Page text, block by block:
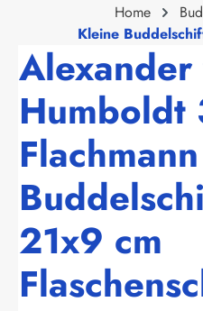
Home
Kleine
Alexander
Humboldt
Flachmann
21x9 cm